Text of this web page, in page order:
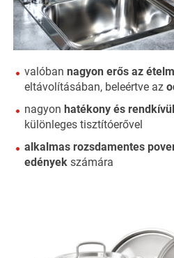
valóban nagyon erős az
eltávolításában, beleértve az
nagyon hatékony és
különleges tisztítóerővel
alkalmas rozsdamentes p
edények számára